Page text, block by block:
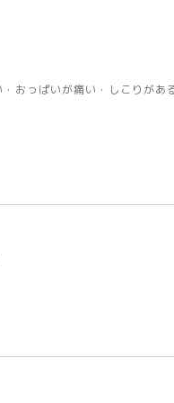
おっぱいが痛い・しこりがあ